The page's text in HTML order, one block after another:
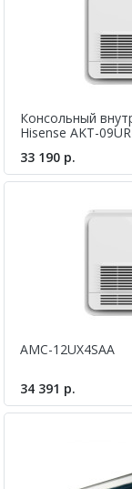
Консольный
Hisense AKT-
33 190 р.
AMC-12UX4SAA
34 391 р.